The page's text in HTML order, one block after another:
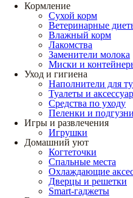
Кормление
Сухой корм
Ветеринарные
Влажный корм
Лакомства
Заменители молока
Миски и
Уход и гигиена
Наполнители для
Туалеты и
Средства по уходу
Пеленки и
Игры и развлечения
Игрушки
Домашний уют
Когтеточки
Спальные места
Охлаждающие
Дверцы и решетки
Smart-гаджеты